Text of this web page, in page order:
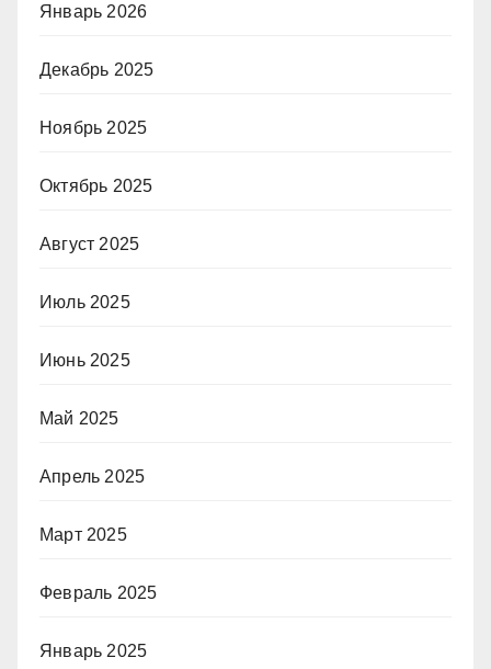
Январь 2026
Декабрь 2025
Ноябрь 2025
Октябрь 2025
Август 2025
Июль 2025
Июнь 2025
Май 2025
Апрель 2025
Март 2025
Февраль 2025
Январь 2025